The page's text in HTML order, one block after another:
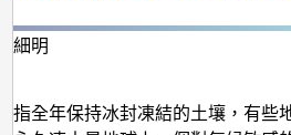
化
加
細明
指全年保持冰封凍結的土壤，有些